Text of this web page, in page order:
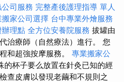
司服務 完整產後護理指導 單人
搬家公司選擇 台中專業外燴服務
辦理點 全方位安養院服務 拔罐由
治療師（自然療法）進行。 您
和超強按摩服務。 專業搬家公
的杯子要么放置在針灸已知的經
查皮膚以發現老繭和不規則之